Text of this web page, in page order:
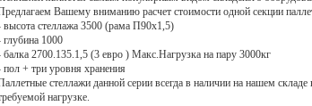
Вашему вниманию расчет стоимости одной секции
высота стеллажа 3500 (рама П90х1,5)
глубина 1000
балка 2700.135.1,5 (3 евро ) Макс.Нагрузка на пару 3000кг
пол + три уровня хранения
стеллажи данной серии всегда в наличии на нашем
нагрузке.